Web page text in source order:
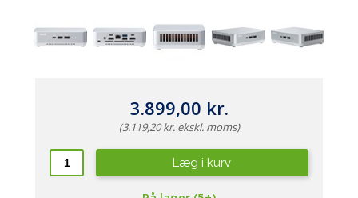
3.899,00 kr.
(3.119,20 kr. ekskl. moms)
Læg i kurv